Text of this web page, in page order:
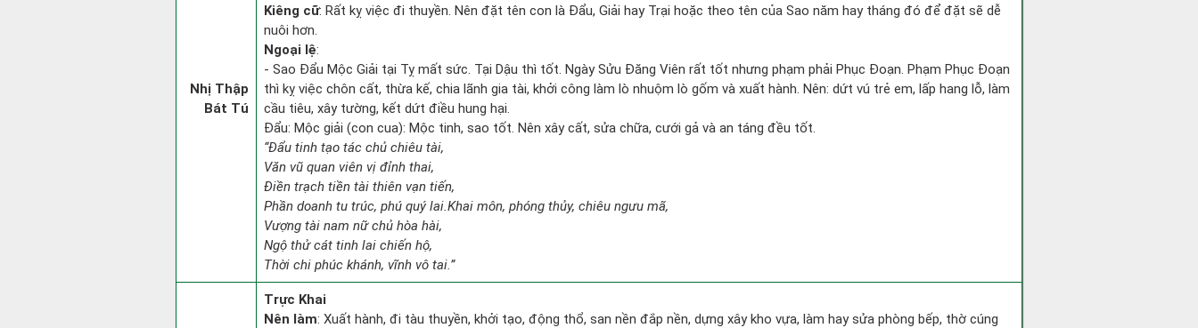
Nhị Thập
Bát Tú
Kiêng cữ: Rất kỵ việc đi thuyền. Nên đặt tên con là Đẩu, Giải hay Trại hoặc theo tên của Sao năm hay tháng đó để đặt sẽ dễ
nuôi hơn.
Ngoại lệ:
- Sao Đẩu Mộc Giải tại Tỵ mất sức. Tại Dậu thì tốt. Ngày Sửu Đăng Viên rất tốt nhưng phạm phải Phục Đoạn. Phạm Phục Đoạn
thì kỵ việc chôn cất, thừa kế, chia lãnh gia tài, khởi công làm lò nhuộm lò gốm và xuất hành. Nên: dứt vú trẻ em, lấp hang lỗ, làm
cầu tiêu, xây tường, kết dứt điều hung hại.
Đẩu: Mộc giải (con cua): Mộc tinh, sao tốt. Nên xây cất, sửa chữa, cưới gả và an táng đều tốt.
“Đẩu tinh tạo tác chủ chiêu tài,
Văn vũ quan viên vị đỉnh thai,
Điền trạch tiền tài thiên vạn tiến,
Phần doanh tu trúc, phú quý lai.Khai môn, phóng thủy, chiêu ngưu mã,
Vượng tài nam nữ chủ hòa hài,
Ngộ thử cát tinh lai chiến hộ,
Thời chi phúc khánh, vĩnh vô tai.”
Trực Khai
Nên làm: Xuất hành, đi tàu thuyền, khởi tạo, động thổ, san nền đắp nền, dựng xây kho vựa, làm hay sửa phòng bếp, thờ cúng